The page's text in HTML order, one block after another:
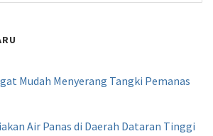
Mudah Menyerang Tangki Pemanas
Air Panas di Daerah Dataran Tinggi